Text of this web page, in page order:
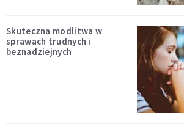
Skuteczna modlitwa w
sprawach trudnych i
beznadziejnych